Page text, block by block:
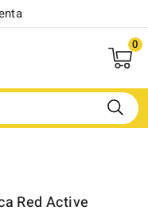
0
Red Active